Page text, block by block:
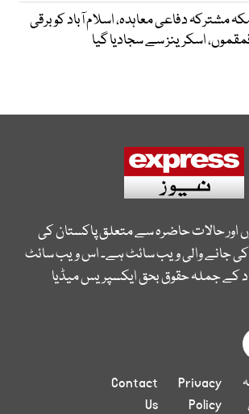
مشترکہ دفاعی معاہدہ، اسلام آباد کو برقی
اسکرینز سے سجادیا گیا
اور حالات حاضرہ سے متعلق پاکستان کی
جانے والی ویب سائٹ ہے۔ اس ویب سائٹ
کے جملہ حقوق بحق ایکسپریس میڈیا
Privacy
Policy
Contact
Us